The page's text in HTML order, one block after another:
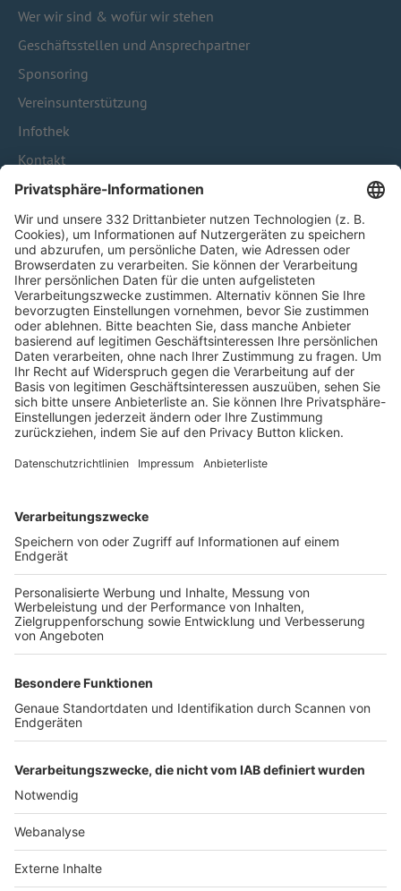
Wer wir sind & wofür wir stehen
Geschäftsstellen und Ansprechpartner
Sponsoring
Vereinsunterstützung
Infothek
Kontakt
HÄUFIG BESUCHTE SEITEN
Pässe und Vereinswechsel
Trainerausbildung
Schulungsangebot Vereinsmitarbeiter
BFV-Geschäftsstellen
Trainerbörse
Login SpielPlus
FOLGE DEM BFV
TOP-VEREINE
TOP-PARTNER
Nutzungsbedingungen Datenschutz Impressum